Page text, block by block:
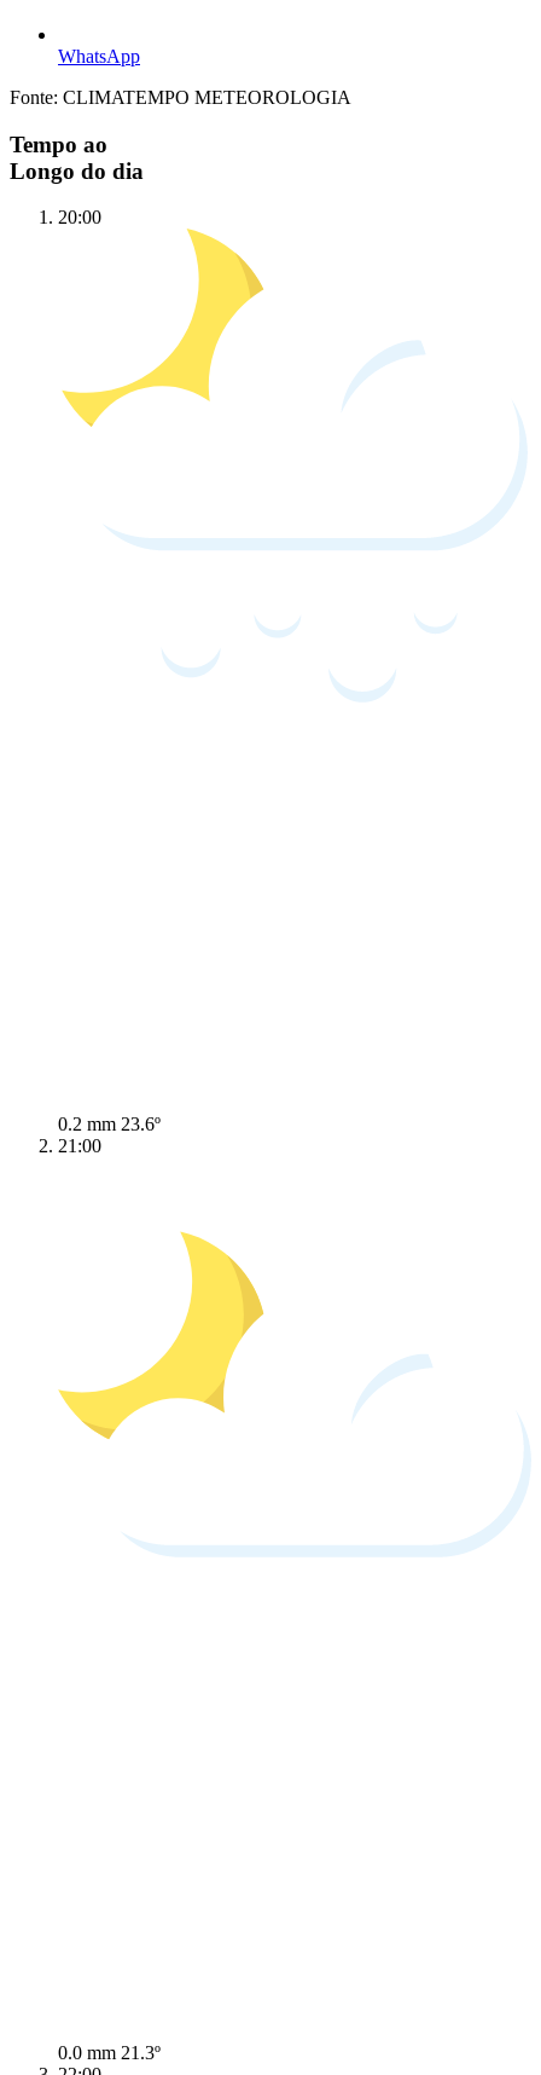
WhatsApp
Fonte: CLIMATEMPO METEOROLOGIA
Tempo ao
Longo do dia
20:00
0.2 mm 23.6º
21:00
0.0 mm 21.3º